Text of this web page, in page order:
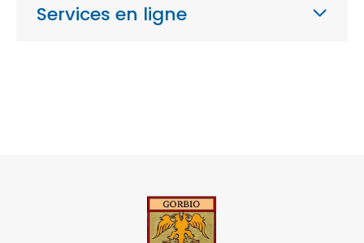
Services en ligne